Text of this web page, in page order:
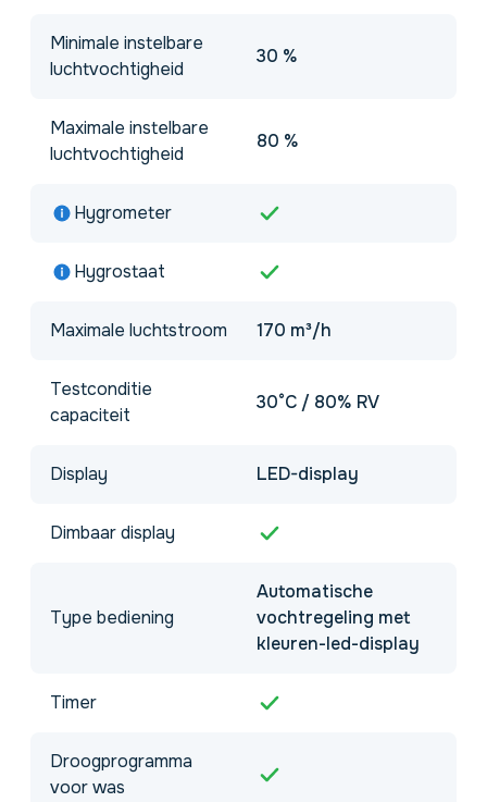
Minimale instelbare
luchtvochtigheid
30 %
Maximale instelbare
luchtvochtigheid
80 %
Hygrometer
Hygrostaat
Maximale luchtstroom 170 m³/h
Testconditie
capaciteit
30°C / 80% RV
Display LED-display
Dimbaar display
Type bediening
Automatische
vochtregeling met
kleuren-led-display
Timer
Droogprogramma
voor was